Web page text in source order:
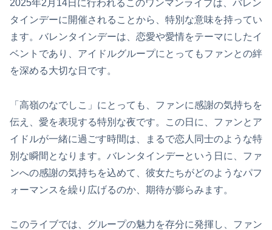
2025年2月14日に行われるこのワンマンライブは、バレン
タインデーに開催されることから、特別な意味を持ってい
ます。バレンタインデーは、恋愛や愛情をテーマにしたイ
ベントであり、アイドルグループにとってもファンとの絆
を深める大切な日です。
「高嶺のなでしこ」にとっても、ファンに感謝の気持ちを
伝え、愛を表現する特別な夜です。この日に、ファンとア
イドルが一緒に過ごす時間は、まるで恋人同士のような特
別な瞬間となります。バレンタインデーという日に、ファ
ンへの感謝の気持ちを込めて、彼女たちがどのようなパフ
ォーマンスを繰り広げるのか、期待が膨らみます。
このライブでは、グループの魅力を存分に発揮し、ファン